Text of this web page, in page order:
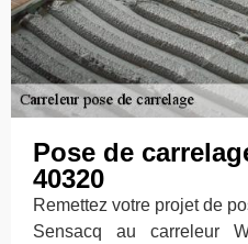
Pose de
40320
Remettez votre projet de
Sensacq au carreleur